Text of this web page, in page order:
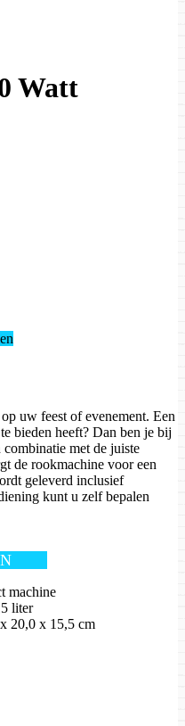
Watt
uw feest of evenement. Een
bieden heeft? Dan ben je bij
met de juiste
de rookmachine voor een
geleverd inclusief
kunt u zelf bepalen
machine
liter
20,0 x 15,5 cm